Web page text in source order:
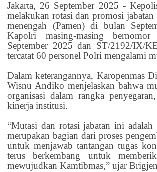
Jakarta, 26 September 2025 -
melakukan rotasi dan promosi
menengah (Pamen) di bulan
Kapolri masing-masing
September 2025 dan ST/2192/IX/
tercatat 60 personel Polri mengalami
Dalam keterangannya, Karopenmas
Wisnu Andiko menjelaskan bahwa
organisasi dalam rangka
kinerja institusi.
“Mutasi dan rotasi jabatan ini
merupakan bagian dari proses
untuk menjawab tantangan tugas
terus berkembang untuk
mewujudkan Kamtibmas,” ujar